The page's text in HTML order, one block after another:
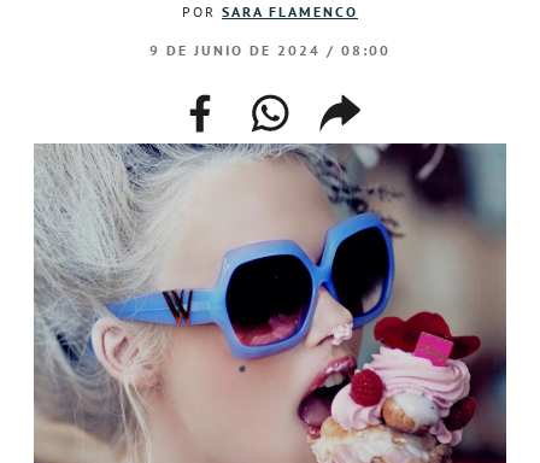
POR SARA FLAMENCO
9 DE JUNIO DE 2024 / 08:00
facebookwhatsappcompartir
enlace